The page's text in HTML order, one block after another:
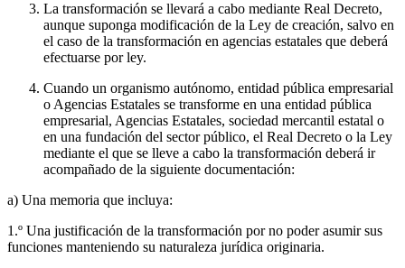
La transformación se llevará a cabo mediante Real Decreto,
aunque suponga modificación de la Ley de creación, salvo en
el caso de la transformación en agencias estatales que deberá
efectuarse por ley.
Cuando un organismo autónomo, entidad pública empresarial
o Agencias Estatales se transforme en una entidad pública
empresarial, Agencias Estatales, sociedad mercantil estatal o
en una fundación del sector público, el Real Decreto o la Ley
mediante el que se lleve a cabo la transformación deberá ir
acompañado de la siguiente documentación:
a) Una memoria que incluya:
1.º Una justificación de la transformación por no poder asumir sus
funciones manteniendo su naturaleza jurídica originaria.